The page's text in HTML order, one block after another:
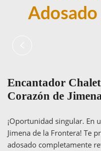
Adosado
Encantador
Corazón de
¡Oportunidad singular. En
Jimena de la Frontera! Te
adosado completamente